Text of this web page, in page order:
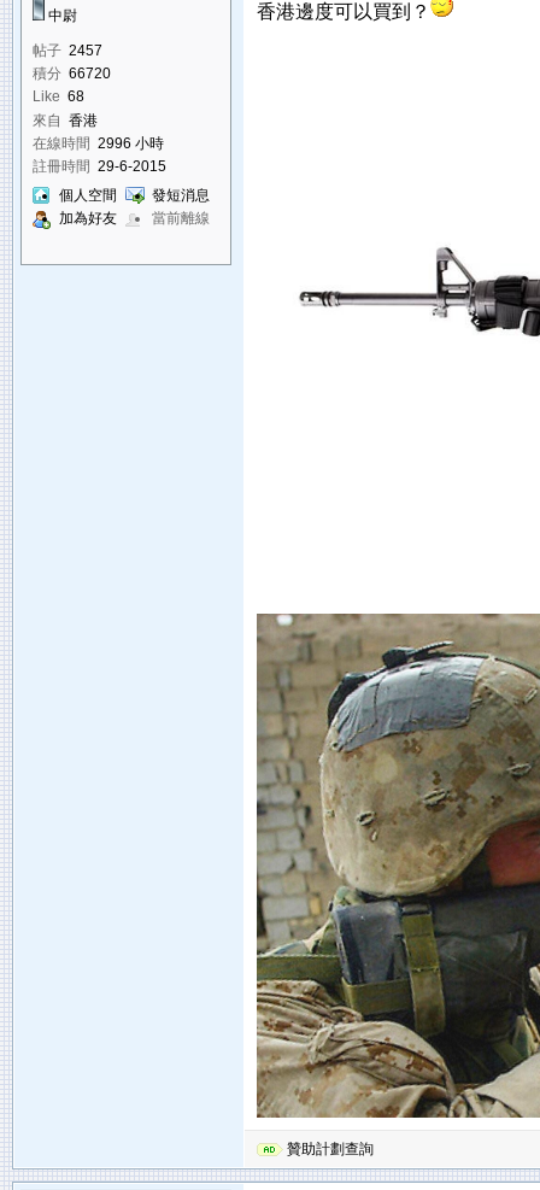
中尉
帖子 2457
積分 66720
Like 68
來自 香港
在線時間 2996 小時
註冊時間 29-6-2015
個人空間
發短消息
加為好友
當前離線
香港邊度可以買到？
贊助計劃查詢